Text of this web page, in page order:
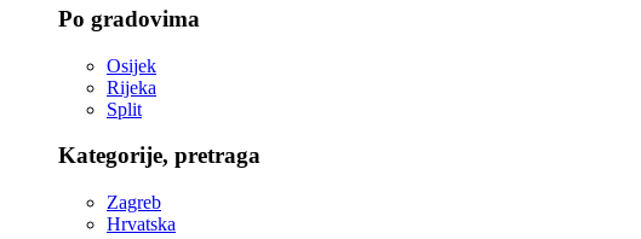
Po gradovima
Osijek
Rijeka
Split
Kategorije, pretraga
Zagreb
Hrvatska